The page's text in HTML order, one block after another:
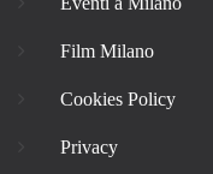
Film Milano
Cookies Policy
Privacy